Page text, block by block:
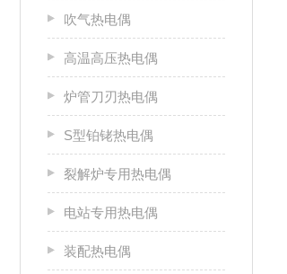
吹气热电偶
高温高压热电偶
炉管刀刃热电偶
S型铂铑热电偶
裂解炉专用热电偶
电站专用热电偶
装配热电偶